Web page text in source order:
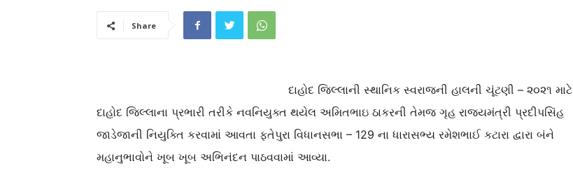
Share
દાહોદ જિલ્લાની સ્થાનિક સ્વરાજની હાલની ચૂંટણી – ૨૦૨૧ માટે
દાહોદ જિલ્લાના પ્રભારી તરીકે નવનિયુક્ત થયેલ અમિતભાઇ ઠાકરની તેમજ ગૃહ રાજ્યમંત્રી પ્રદીપસિંહ
જાડેજાની નિયુક્તિ કરવામાં આવતા ફતેપુરા વિધાનસભા – 129 ના ધારાસભ્ય રમેશભાઈ કટારા દ્વારા બંને
મહાનુભાવોને ખૂબ ખૂબ અભિનંદન પાઠવવામાં આવ્યા.